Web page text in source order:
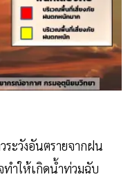
ะวังอันตรายจากฝน
ำให้เกิดน้ำท่วมฉับ